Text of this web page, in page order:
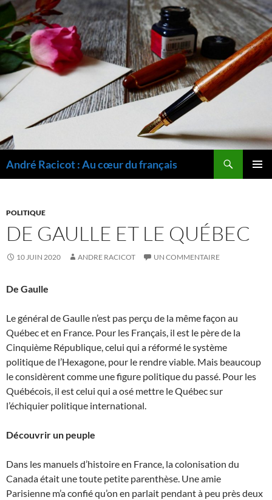
André Racicot : Au cœur du français
POLITIQUE
DE GAULLE ET LE QUÉBEC
10 JUIN 2020 ANDRE RACICOT UN COMMENTAIRE
De Gaulle
Le général de Gaulle n’est pas perçu de la même façon au
Québec et en France. Pour les Français, il est le père de la
Cinquième République, celui qui a réformé le système
politique de l’Hexagone, pour le rendre viable. Mais beaucoup
le considèrent comme une figure politique du passé. Pour les
Québécois, il est celui qui a osé mettre le Québec sur
l’échiquier politique international.
Découvrir un peuple
Dans les manuels d’histoire en France, la colonisation du
Canada était une toute petite parenthèse. Une amie
Parisienne m’a confié qu’on en parlait pendant à peu près deux